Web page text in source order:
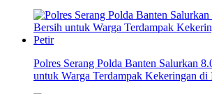
Polres Serang Polda Banten Salurkan
untuk Warga Terdampak Kekeringan di